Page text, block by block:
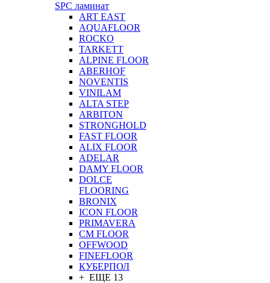
SPC ламинат
ART EAST
AQUAFLOOR
ROCKO
TARKETT
ALPINE FLOOR
ABERHOF
NOVENTIS
VINILAM
ALTA STEP
ARBITON
STRONGHOLD
FAST FLOOR
ALIX FLOOR
ADELAR
DAMY FLOOR
DOLCE
FLOORING
BRONIX
ICON FLOOR
PRIMAVERA
CM FLOOR
OFFWOOD
FINEFLOOR
КУБЕРПОЛ
+ ЕЩЕ 13